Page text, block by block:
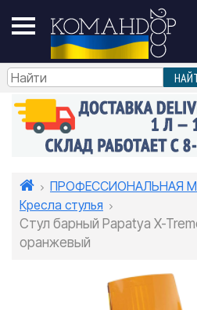
ПРОФЕССИОНАЛЬНАЯ
Кресла стулья
Стул барный Papatya X-
оранжевый